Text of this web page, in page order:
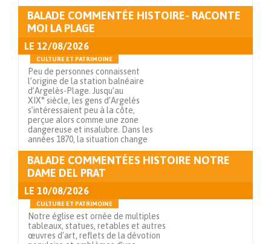
CULTURE ET PATRIMOINE
BALADE COMMENTÉE HISTOIRE- RACONTE
MOI LA PLAGE
LE 12/08/2026
Peu de personnes connaissent
l’origine de la station balnéaire
d’Argelès-Plage. Jusqu’au
XIX° siècle, les gens d’Argelès
s’intéressaient peu à la côte,
perçue alors comme une zone
dangereuse et insalubre. Dans les
années 1870, la situation change
CULTURE ET PATRIMOINE
BALADE COMMENTÉES HISTOIRE NOTRE
DAME DEL PRAT
LE 10/08/2026
Notre église est ornée de multiples
tableaux, statues, retables et autres
œuvres d’art, reflets de la dévotion